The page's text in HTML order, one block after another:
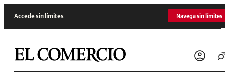
Accede sin límites Navega sin límites